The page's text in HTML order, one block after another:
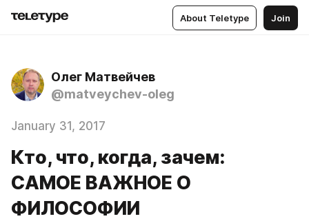
About Teletype Join
Олег Матвейчев
@matveychev-oleg
January 31, 2017
Кто, что, когда, зачем:
САМОЕ ВАЖНОЕ О
ФИЛОСОФИИ